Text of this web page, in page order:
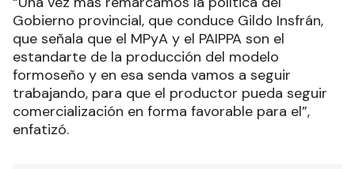
Gobierno provincial, que conduce Gildo Insfrán,
que señala que el MPyA y el PAIPPA son el
estandarte de la producción del modelo
formoseño y en esa senda vamos a seguir
trabajando, para que el productor pueda seguir
comercialización en forma favorable para el”,
enfatizó.